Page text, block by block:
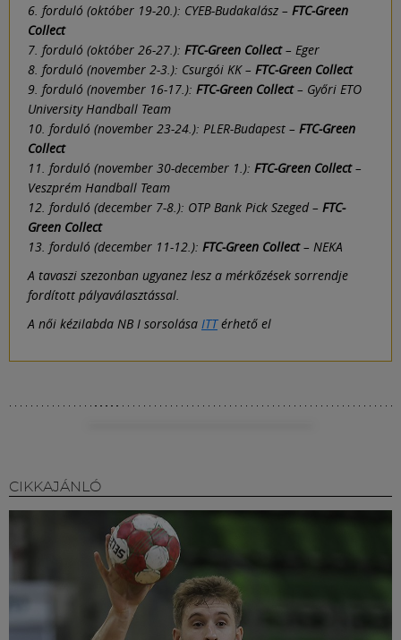
6. forduló (október 19-20.): CYEB-Budakalász – FTC-Green
Collect
7. forduló (október 26-27.): FTC-Green Collect– Eger
8. forduló (november 2-3.): Csurgói KK – FTC-Green Collect
9. forduló (november 16-17.): FTC-Green Collect– Győri ETO
University Handball Team
10. forduló (november 23-24.): PLER-Budapest – FTC-Green
Collect
11. forduló (november 30-december 1.): FTC-Green Collect–
Veszprém Handball Team
12. forduló (december 7-8.): OTP Bank Pick Szeged – FTC-
Green Collect
13. forduló (december 11-12.): FTC-Green Collect– NEKA
A tavaszi szezonban ugyanez lesz a mérkőzések sorrendje
fordított pályaválasztással.
A női kézilabda NB I sorsolása ITTérhető el
CIKKAJÁNLÓ